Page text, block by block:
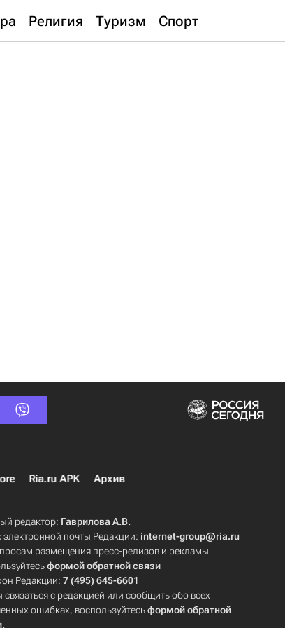
Религия Туризм Спорт
Ria.ru APK Архив
редактор: Гаврилова А.В.
электронной почты Редакции:internet-group@ria.ru
размещения пресс-релизов и рекламы
формой обратной связи
Редакции:7 (495) 645-6601
связаться с редакцией или сообщить обо всех
ошибках, воспользуйтесьформой обратной
.